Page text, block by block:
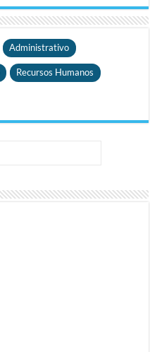
Administrativo
Recursos Humanos